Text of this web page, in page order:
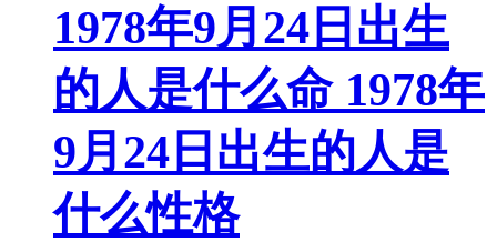
1978年9月24日出生
的人是什么命 1978年
9月24日出生的人是
什么性格